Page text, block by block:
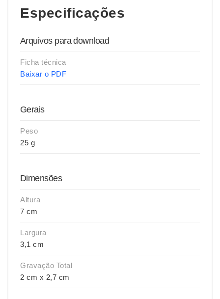
Especificações
Arquivos para download
Ficha técnica
Baixar o PDF
Gerais
Peso
25 g
Dimensões
Altura
7 cm
Largura
3,1 cm
Gravação Total
2 cm x 2,7 cm